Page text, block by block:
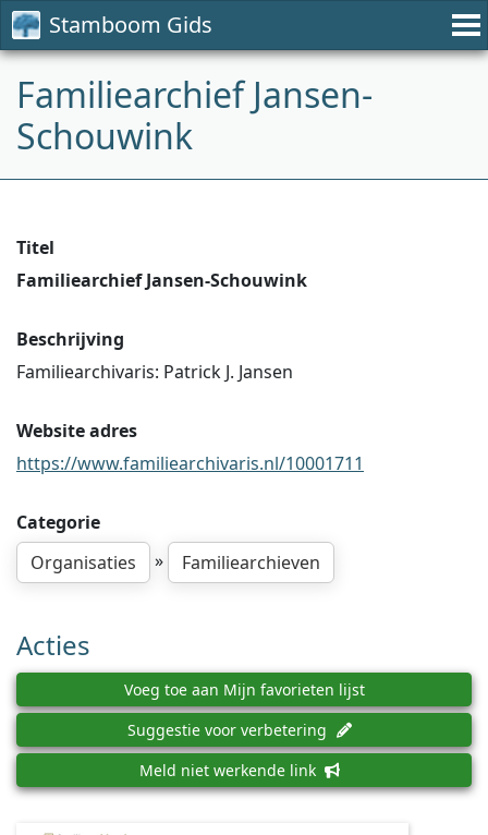
Stamboom Gids
Familiearchief Jansen-
Schouwink
Titel
Familiearchief Jansen-Schouwink
Beschrijving
Familiearchivaris: Patrick J. Jansen
Website adres
https://www.familiearchivaris.nl/10001711
Categorie
Organisaties
» Familiearchieven
Acties
Voeg toe aan Mijn favorieten lijst
Suggestie voor verbetering
Meld niet werkende link